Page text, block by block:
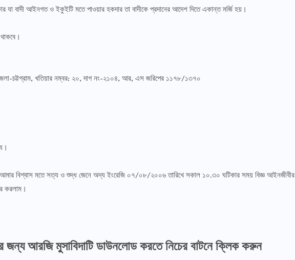
যা বাদী আইনগত ও ইকুইটি মতে পাওয়ার হকদার তা বাদীকে প্রদানের আদেশ দিতে একান্ত মর্জি হয়।
চট্টগ্রাম, খতিয়ার নম্বর: ২০, দাগ নং-২১০৪, আর, এস জরিপের ১১৭৮/১৩৭০
বিশ্বাস মতে সত্য ও শুদ্ধ জেনে অদ্য ইংরেজি ০৭/০৮/২০০৬ তারিখে সকাল ১০.৩০ ঘটিকার সময় বিজ্ঞ আইনজীবীর
করলাম।
জন্য আরজি মুসাবিদাটি ডাউনলোড করতে নিচের বাটনে ক্লিক করুন